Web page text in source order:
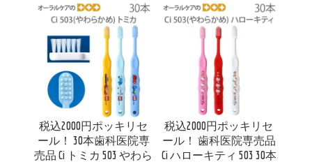
税込2000円ポッキリセ
ール！ 30本歯科医院専
売品 Ci トミカ 503 やわら
税込2000円ポッキリセ
ール！ 歯科医院専売品
Ci ハローキティ 503 30本